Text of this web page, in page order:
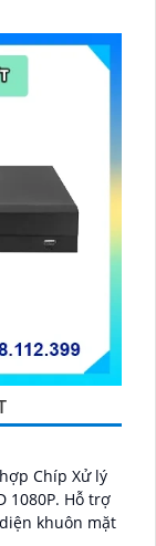
Chíp Xử lý
1080P. Hỗ trợ
khuôn mặt